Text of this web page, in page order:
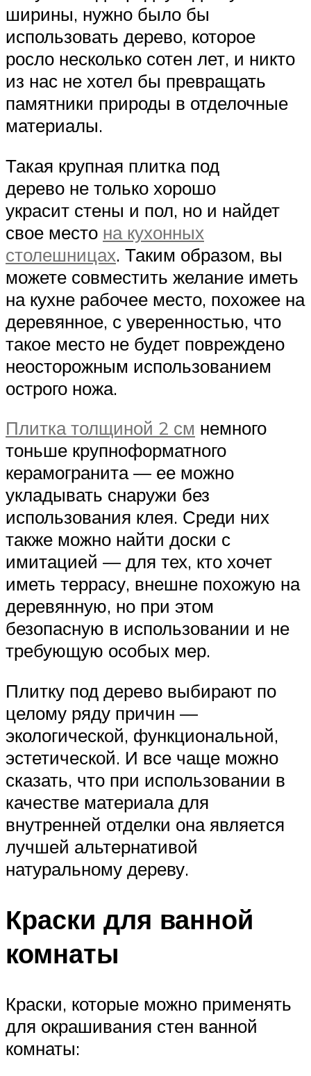
ширины, нужно было бы
использовать дерево, которое
росло несколько сотен лет, и никто
из нас не хотел бы превращать
памятники природы в отделочные
материалы.
Такая крупная плитка под
дерево не только хорошо
украсит стены и пол, но и найдет
свое место на кухонных
столешницах. Таким образом, вы
можете совместить желание иметь
на кухне рабочее место, похожее на
деревянное, с уверенностью, что
такое место не будет повреждено
неосторожным использованием
острого ножа.
Плитка толщиной 2 см немного
тоньше крупноформатного
керамогранита — ее можно
укладывать снаружи без
использования клея. Среди них
также можно найти доски с
имитацией — для тех, кто хочет
иметь террасу, внешне похожую на
деревянную, но при этом
безопасную в использовании и не
требующую особых мер.
Плитку под дерево выбирают по
целому ряду причин —
экологической, функциональной,
эстетической. И все чаще можно
сказать, что при использовании в
качестве материала для
внутренней отделки она является
лучшей альтернативой
натуральному дереву.
Краски для ванной
комнаты
Краски, которые можно применять
для окрашивания стен ванной
комнаты: